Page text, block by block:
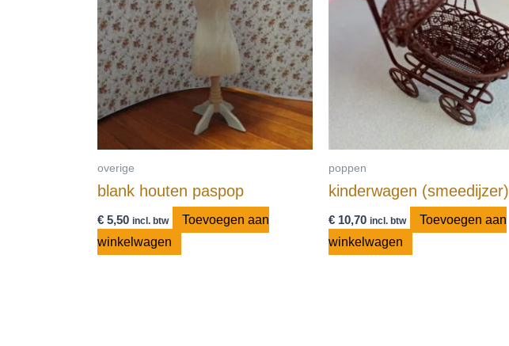
overige
blank houten paspop
€ 5,50 incl. btw
Toevoegen aan
winkelwagen
poppen
kinderwagen (smeedijzer)
€ 10,70 incl. btw
Toevoegen aan
winkelwagen